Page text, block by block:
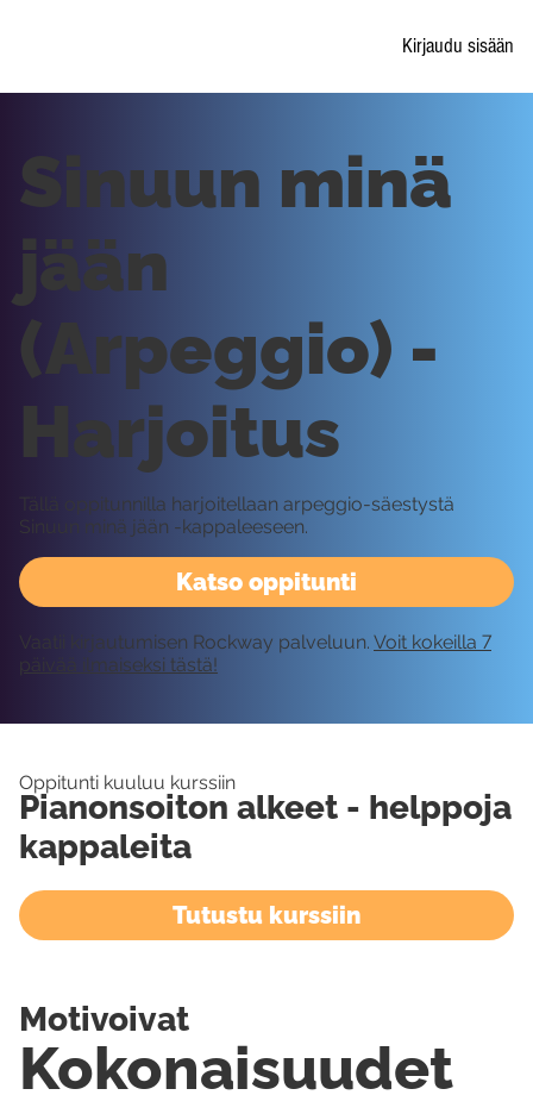
Kirjaudu sisään
Katso oppitunti
Sinuun minä
jään
(Arpeggio) -
Harjoitus
Tällä oppitunnilla harjoitellaan arpeggio-säestystä
Sinuun minä jään -kappaleeseen.
Vaatii kirjautumisen Rockway palveluun. Voit kokeilla 7
päivää ilmaiseksi tästä!
Oppitunti kuuluu kurssiin
Pianonsoiton alkeet - helppoja
kappaleita
Tutustu kurssiin
Kokonaisuudet
Motivoivat